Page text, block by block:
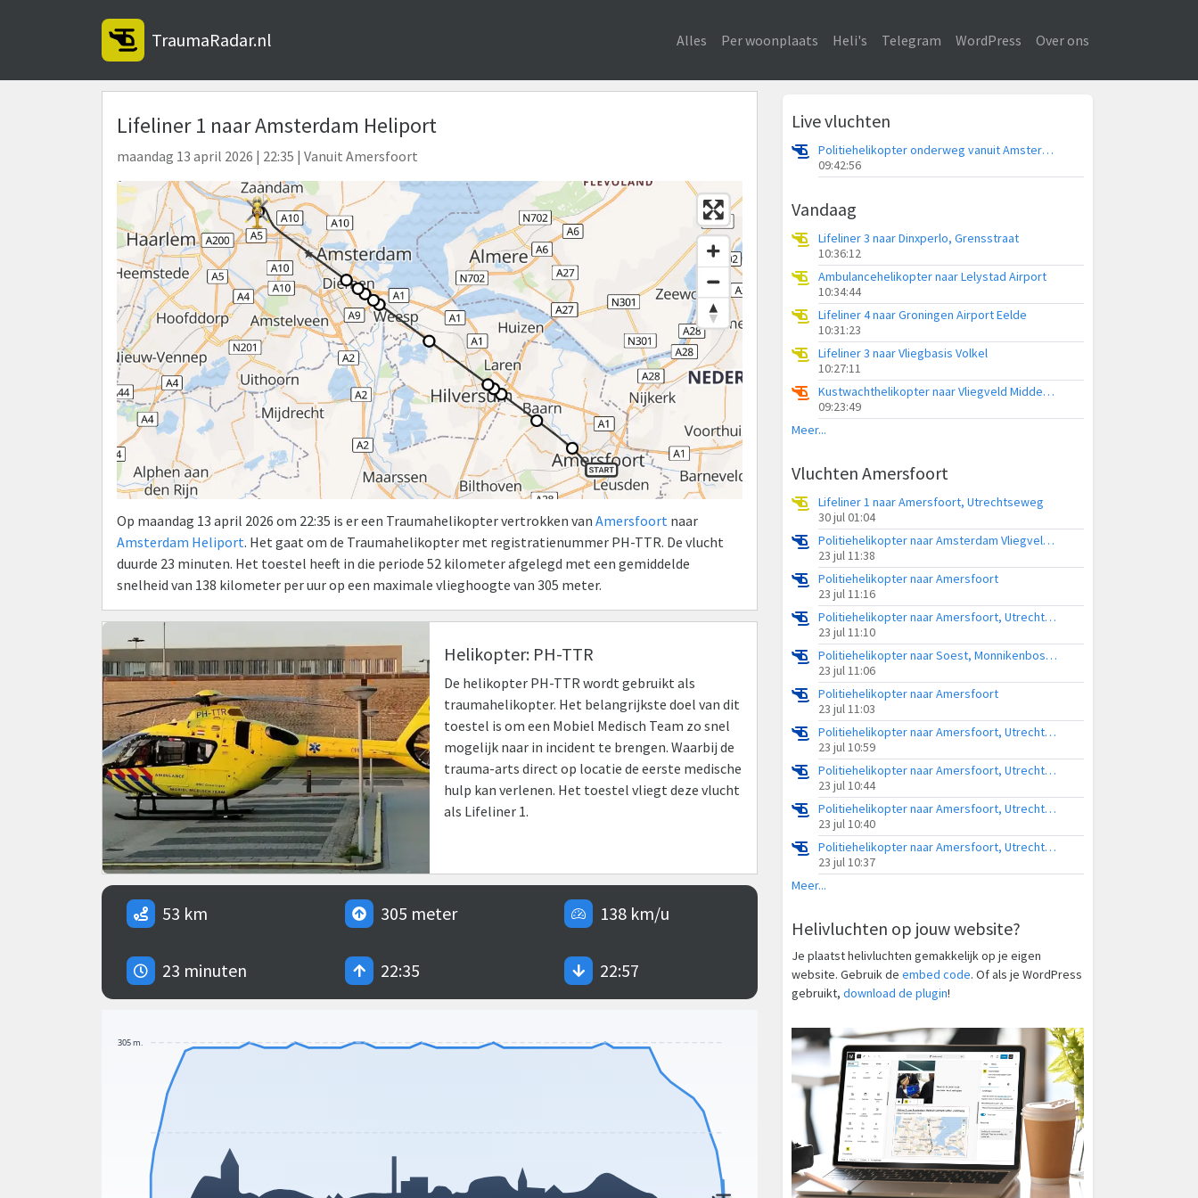
TraumaRadar.nl Alles Per woonplaats Heli's Telegram WordPress Over ons
Lifeliner 1 naar Amsterdam Heliport
maandag 13 april 2026 | 22:35 | Vanuit Amersfoort
Op maandag 13 april 2026 om 22:35 is er een Traumahelikopter vertrokken van Amersfoort naar
Amsterdam Heliport. Het gaat om de Traumahelikopter met registratienummer PH-TTR. De vlucht
duurde 23 minuten. Het toestel heeft in die periode 52 kilometer afgelegd met een gemiddelde
snelheid van 138 kilometer per uur op een maximale vlieghoogte van 305 meter.
Helikopter: PH-TTR
De helikopter PH-TTR wordt gebruikt als
traumahelikopter. Het belangrijkste doel van dit
toestel is om een Mobiel Medisch Team zo snel
mogelijk naar in incident te brengen. Waarbij de
trauma-arts direct op locatie de eerste medische
hulp kan verlenen. Het toestel vliegt deze vlucht
als Lifeliner 1.
53 km 305 meter 138 km/u
23 minuten 22:35 22:57
Live vluchten
Politiehelikopter onderweg vanuit Amsterdam Vliegveld Schiphol
09:42:56
Vandaag
Lifeliner 3 naar Dinxperlo, Grensstraat
10:36:12
Ambulancehelikopter naar Lelystad Airport
10:34:44
Lifeliner 4 naar Groningen Airport Eelde
10:31:23
Lifeliner 3 naar Vliegbasis Volkel
10:27:11
Kustwachthelikopter naar Vliegveld Midden-Zeeland
09:23:49
Meer...
Vluchten Amersfoort
Lifeliner 1 naar Amersfoort, Utrechtseweg
30 jul 01:04
Politiehelikopter naar Amsterdam Vliegveld Schiphol
23 jul 11:38
Politiehelikopter naar Amersfoort
23 jul 11:16
Politiehelikopter naar Amersfoort, Utrechtseweg
23 jul 11:10
Politiehelikopter naar Soest, Monnikenboschweg
23 jul 11:06
Politiehelikopter naar Amersfoort
23 jul 11:03
Politiehelikopter naar Amersfoort, Utrechtseweg
23 jul 10:59
Politiehelikopter naar Amersfoort, Utrechtseweg
23 jul 10:44
Politiehelikopter naar Amersfoort, Utrechtseweg
23 jul 10:40
Politiehelikopter naar Amersfoort, Utrechtseweg
23 jul 10:37
Meer...
Helivluchten op jouw website?
Je plaatst helivluchten gemakkelijk op je eigen
website. Gebruik de embed code. Of als je WordPress
gebruikt, download de plugin!